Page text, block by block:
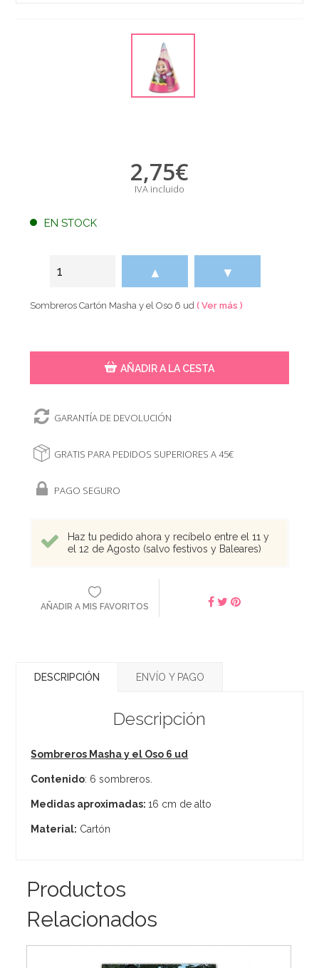
2,75€
IVA incluido
EN STOCK
▲ ▼
Sombreros Cartón Masha y el Oso 6 ud( Ver más )
AÑADIR A LA CESTA
GARANTÍA DE DEVOLUCIÓN
GRATIS PARA PEDIDOS SUPERIORES A 45€
PAGO SEGURO
Haz tu pedido ahora y recíbelo entre el 11 y
el 12 de Agosto (salvo festivos y Baleares)
AÑADIR A MIS FAVORITOS
DESCRIPCIÓN ENVÍO Y PAGO
Descripción
Sombreros Masha y el Oso 6 ud
Contenido: 6 sombreros.
Medidas aproximadas:16 cm de alto
Material: Cartón
Productos
Relacionados